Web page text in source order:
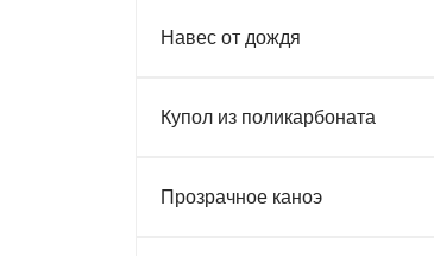
Навес от дождя
Купол из поликарбоната
Прозрачное каноэ